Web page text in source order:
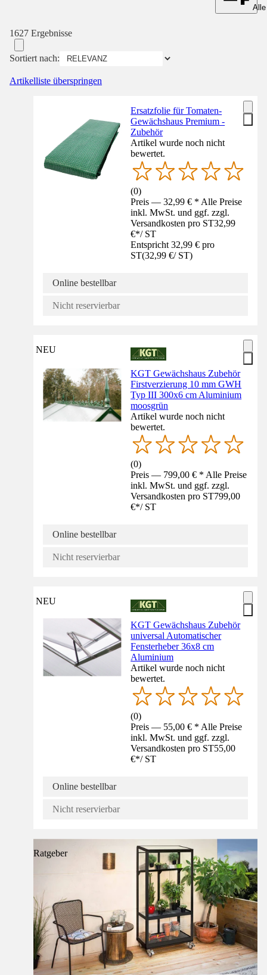
1627 Ergebnisse
Sortiert nach:
Artikelliste überspringen
Ersatzfolie für Tomaten-
Gewächshaus Premium -
Zubehör
Artikel wurde noch nicht
bewertet.
(0)
Preis — 32,99 € * Alle Preise
inkl. MwSt. und ggf. zzgl.
Versandkosten pro ST32,99
€*/ ST
Entspricht 32,99 € pro
ST(32,99 €/ ST)
Online bestellbar
Nicht reservierbar
NEU
KGT Gewächshaus Zubehör
Firstverzierung 10 mm GWH
Typ III 300x6 cm Aluminium
moosgrün
Artikel wurde noch nicht
bewertet.
(0)
Preis — 799,00 € * Alle Preise
inkl. MwSt. und ggf. zzgl.
Versandkosten pro ST799,00
€*/ ST
Online bestellbar
Nicht reservierbar
NEU
KGT Gewächshaus Zubehör
universal Automatischer
Fensterheber 36x8 cm
Aluminium
Artikel wurde noch nicht
bewertet.
(0)
Preis — 55,00 € * Alle Preise
inkl. MwSt. und ggf. zzgl.
Versandkosten pro ST55,00
€*/ ST
Online bestellbar
Nicht reservierbar
Ratgeber